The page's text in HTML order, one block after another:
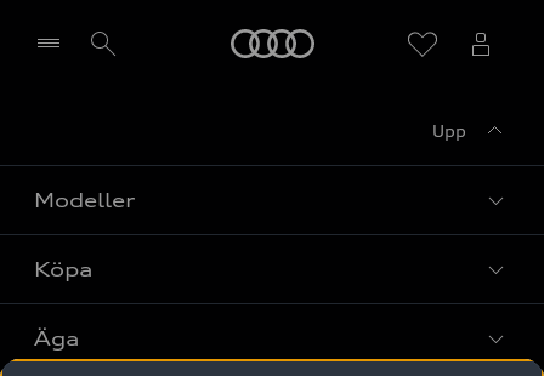
Upp
Modeller
Alla modeller
Elbilar
Köpa
Privaterbjudanden
Äga